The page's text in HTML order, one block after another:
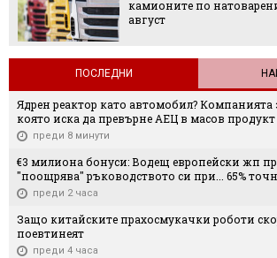
камионите по
август
ПОСЛЕДНИ
Ядрен реактор като автомобил? Компанията
която иска да превърне АЕЦ в масов продукт
преди 8 минути
€3 милиона бонуси: Водещ европейски жп
"поощрява" ръководството си при... 65%
преди 2 часа
Защо китайските прахосмукачки роботи
поевтинеят
преди 4 часа